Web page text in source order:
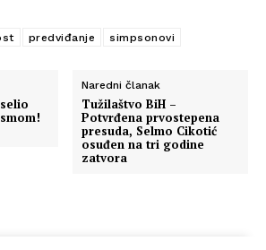
predviđanje simpsonovi
Naredni članak
Tužilaštvo BiH –
Potvrđena prvostepena
presuda, Selmo Cikotić
osuđen na tri godine
zatvora